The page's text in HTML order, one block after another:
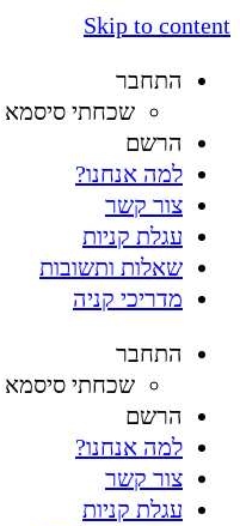
Skip to content
התחבר
שכחתי סיסמא
הרשם
למה אנחנו?
צור קשר
עגלת קניות
שאלות ותשובות
מדריכי קניה
התחבר
שכחתי סיסמא
הרשם
למה אנחנו?
צור קשר
עגלת קניות